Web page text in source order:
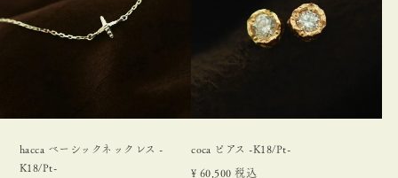
hacca ベーシックネックレス -
K18/Pt-
coca ピアス -K18/Pt-
¥ 60,500 税込